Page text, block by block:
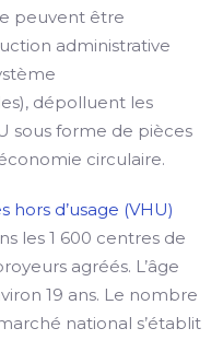
peuvent être
administrative
dépolluent les
sous forme de pièces
circulaire.
hors d’usage (VHU)
les 1 600 centres de
agréés. L’âge
19 ans. Le nombre
national s’établit